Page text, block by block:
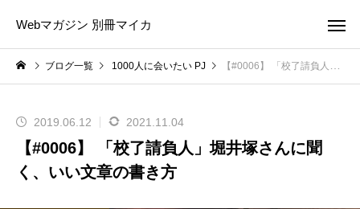
Webマガジン 別冊マイカ
ブログ一覧 1000人に会いたい PJ 【#0006】 「校了請負人」堀井塚さんに聞く、いい文章の書き方
2019.06.12 2021.11.04
【#0006】 「校了請負人」堀井塚さんに聞
く、いい文章の書き方